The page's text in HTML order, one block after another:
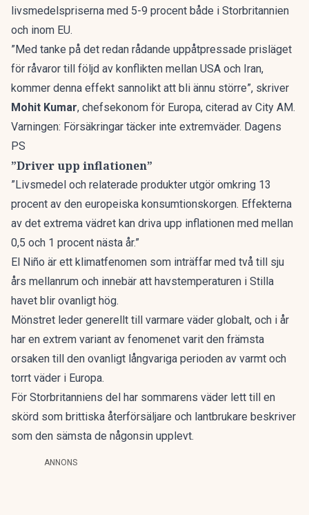
livsmedelspriserna med 5-9 procent både i Storbritannien
och inom EU.
”Med tanke på det redan rådande uppåtpressade prisläget
för råvaror till följd av konflikten mellan USA och Iran,
kommer denna effekt sannolikt att bli ännu större”, skriver
Mohit Kumar, chefsekonom för Europa, citerad av City AM.
Varningen: Försäkringar täcker inte extremväder. Dagens
PS
”Driver upp inflationen”
”Livsmedel och relaterade produkter utgör omkring 13
procent av den europeiska konsumtionskorgen. Effekterna
av det extrema vädret kan driva upp inflationen med mellan
0,5 och 1 procent nästa år.”
El Niño är ett klimatfenomen som inträffar med två till sju
års mellanrum och innebär att havstemperaturen i Stilla
havet blir ovanligt hög.
Mönstret leder generellt till varmare väder globalt, och i år
har en extrem variant av fenomenet varit den främsta
orsaken till den ovanligt långvariga perioden av varmt och
torrt väder i Europa.
För Storbritanniens del har sommarens väder lett till en
skörd som brittiska återförsäljare och lantbrukare beskriver
som den sämsta de någonsin upplevt.
ANNONS